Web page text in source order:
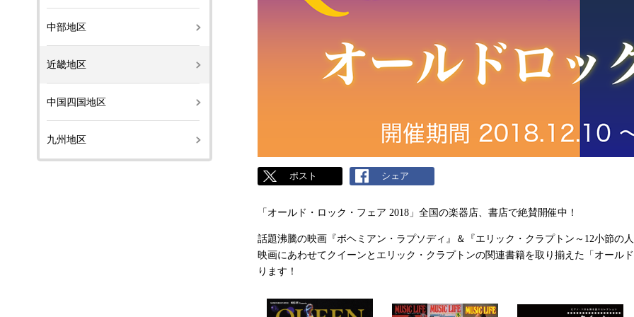
ポスト シェア
「オールド・ロック・フェア 2018」全国の楽器店、書店で絶賛開催中！
話題沸騰の映画『ボヘミアン・ラプソディ』＆『エリック・クラプトン～12小節の
映画にあわせてクイーンとエリック・クラプトンの関連書籍を取り揃えた「オール
ります！
中部地区
近畿地区
中国四国地区
九州地区